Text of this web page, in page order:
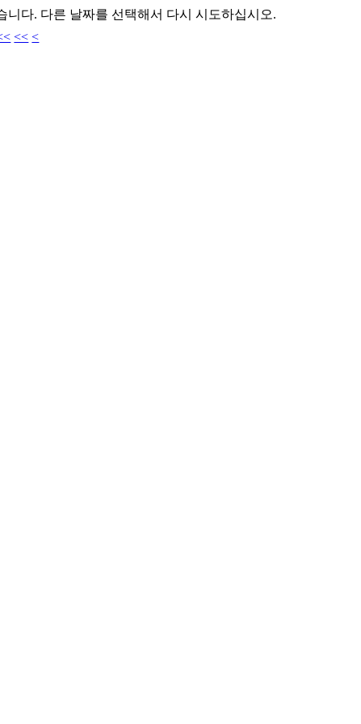
다. 다른 날짜를 선택해서 다시 시도하십시오.
<< <